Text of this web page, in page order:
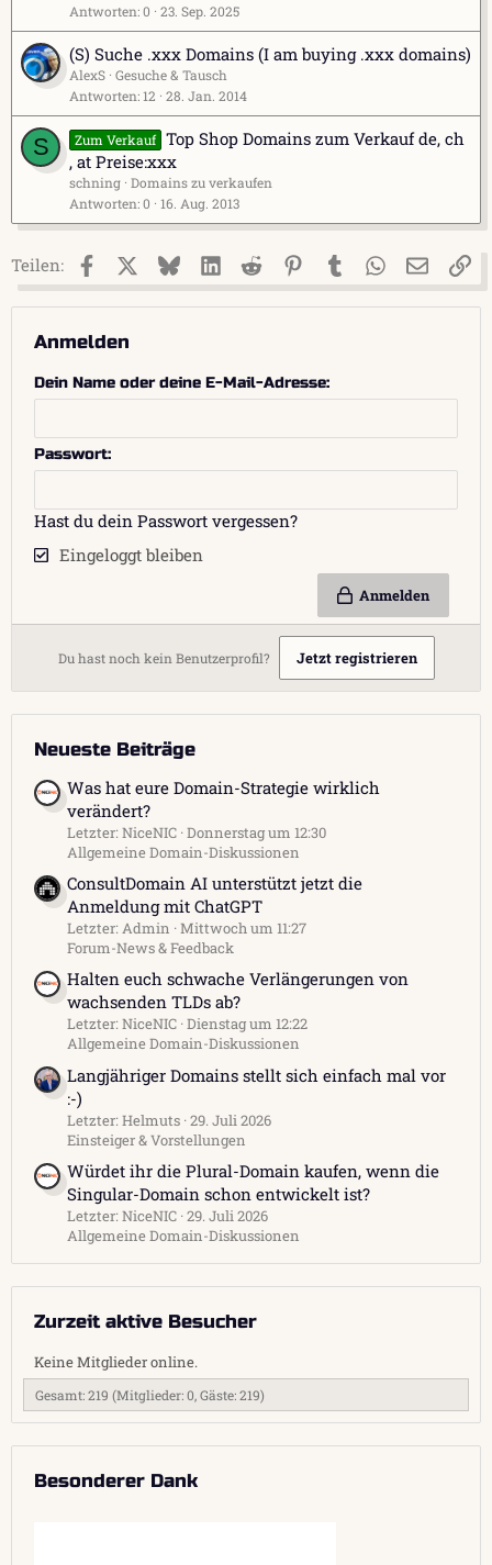
Antworten 0 23. Sep. 2025
(S) Suche .xxx Domains (I am buying .xxx domains)
AlexS Gesuche & Tausch
Antworten 12 28. Jan. 2014
S Zum Verkauf Top Shop Domains zum Verkauf de, ch
, at Preise:xxx
schning Domains zu verkaufen
Antworten 0 16. Aug. 2013
Teilen: FacebookX (Twitter)
BlueskyLinkedIn
Reddit PinterestTumblr WhatsApp
E-Mail
Anmelden
Dein Name oder deine E-Mail-Adresse
Passwort
Hast du dein Passwort vergessen?
Eingeloggt bleiben
Anmelden
Du hast noch kein Benutzerprofil? Jetzt registrieren
Neueste Beiträge
Was hat eure Domain-Strategie wirklich
verändert?
Letzter: NiceNIC Donnerstag um 12:30
Allgemeine Domain-Diskussionen
ConsultDomain AI unterstützt jetzt die
Anmeldung mit ChatGPT
Letzter: Admin Mittwoch um 11:27
Forum-News & Feedback
Halten euch schwache Verlängerungen von
wachsenden TLDs ab?
Letzter: NiceNIC Dienstag um 12:22
Allgemeine Domain-Diskussionen
Langjähriger Domains stellt sich einfach mal vor
:-)
Letzter: Helmuts 29. Juli 2026
Einsteiger & Vorstellungen
Würdet ihr die Plural-Domain kaufen, wenn die
Singular-Domain schon entwickelt ist?
Letzter: NiceNIC 29. Juli 2026
Allgemeine Domain-Diskussionen
Zurzeit aktive Besucher
Keine Mitglieder online.
Gesamt: 219 (Mitglieder: 0, Gäste: 219)
Besonderer Dank